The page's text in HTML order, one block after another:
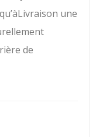
Livraison une
de